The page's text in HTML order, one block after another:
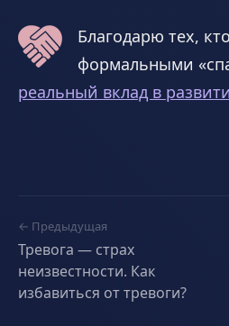
Благодарю тех,
формальными
реальный вклад в
← Предыдущая
Тревога — страх
неизвестности. Как
избавиться от тревоги?